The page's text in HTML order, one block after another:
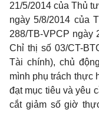
21/5/2014 của Thủ
ngày 5/8/2014 của
288/TB-VPCP ngày
Chỉ thị số 03/CT-
Tài chính), chủ
mình phụ trách thực
đạt mục tiêu và yêu
cắt giảm số giờ